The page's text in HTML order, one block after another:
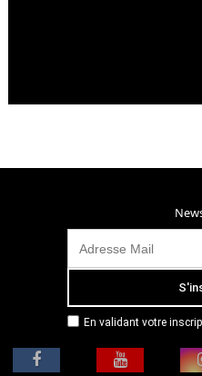
En validant votre
adresse email dans le
mensuellement sa